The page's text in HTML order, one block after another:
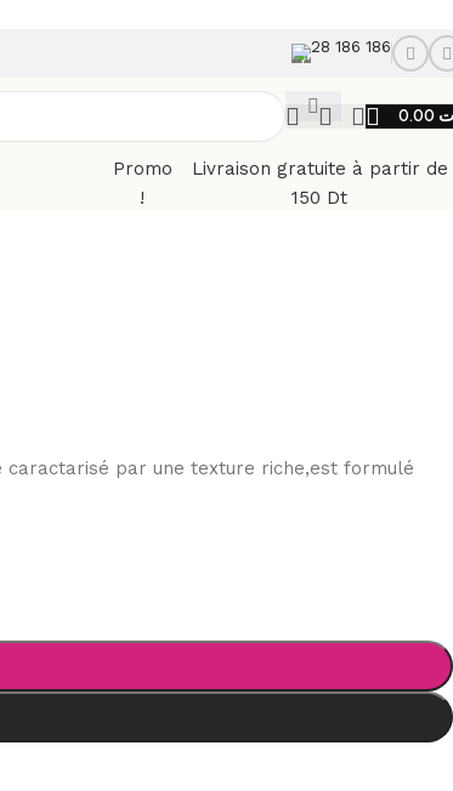
28 186 186
Promo
!
Livraison gratuite à partir de
150 Dt
caractarisé par une texture riche,est formulé